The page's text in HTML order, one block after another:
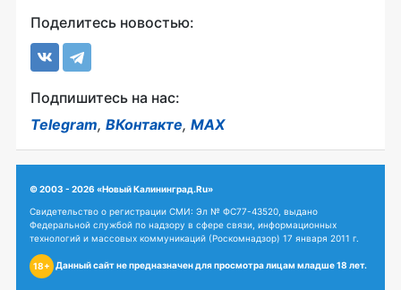
Поделитесь новостью:
Подпишитесь на нас:
Telegram, ВКонтакте, MAX
© 2003 - 2026 «Новый Калининград.Ru»
Свидетельство о регистрации СМИ: Эл № ФС77-43520, выдано
Федеральной службой по надзору в сфере связи, информационных
технологий и массовых коммуникаций (Роскомнадзор) 17 января 2011 г.
18+ Данный сайт не предназначен для просмотра лицам младше 18 лет.